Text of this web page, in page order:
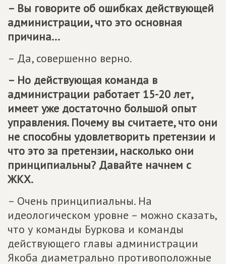
– Вы говорите об ошибках действующей
администрации, что это основная
причина...
– Да, совершенно верно.
– Но действующая команда в
администрации работает 15-20 лет,
имеет уже достаточно большой опыт
управления. Почему вы считаете, что они
не способны удовлетворить претензии и
что это за претензии, насколько они
принципиальны? Давайте начнем с
ЖКХ.
– Очень принципиальны. На
идеологическом уровне – можно сказать,
что у команды Буркова и команды
действующего главы администрации
Якоба диаметрально противоположные